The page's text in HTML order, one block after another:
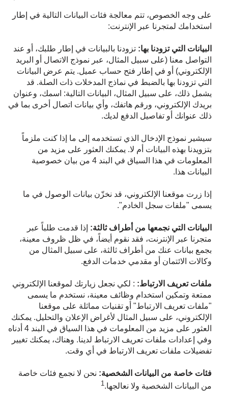
على وجه الخصوص، تتم معالجة فئات البيانات التالية في إطار
استخدامك لمتجرنا عبر الإنترنت:
البيانات التي تزودنا بها: تزودنا بالبيانات في إطار طلبك، أو عند
التواصل معنا (على سبيل المثال، عبر نموذج الاتصال أو البريد
الإلكتروني) أو في إطار فتح حساب عميل. يتم عرض البيانات
التي تزودنا بها بالضبط في نماذج المدخلات ذات الصلة. قد
يشمل ذلك، على سبيل المثال، البيانات التالية: اسمك، وعنوان
بريدك الإلكتروني، ورقم هاتفك، وأي بيانات اتصال أخرى بما في
ذلك عنوانك أو تفاصيل الدفع لديك.
سيشير نموذج الإدخال الذي تستخدمه إلى ما إذا كنت ملزماً
بتزويدنا بهذه البيانات أم لا. يمكنك العثور على مزيد من
المعلومات في هذا السياق في البند 4 من بيان خصوصية
البيانات هذا.
إذا زرت موقعنا الإلكتروني، قد نخزّن بيانات الوصول في ما
يسمى "ملفات سجل الخادم".
البيانات التي نجمعها من أطراف ثالثة: إذا قدمت طلباً عبر
متجرنا عبر الإنترنت، فقد نقوم أيضاً، في ظل ظروف معينة،
بجمع بيانات عنك من أطراف ثالثة، على سبيل المثال من
وكالات الائتمان أو مقدمي خدمات الدفع.
ملفات تعريف الارتباط: : لكي نجعل زيارتك لموقعنا الإلكتروني
ممتعة وتمكين استخدام وظائف معينة، نستخدم ما يسمى
"ملفات تعريف الارتباط" أو تقنيات مماثلة على موقعنا
الإلكتروني، على سبيل المثال لأغراض الإعلان والتحليل. يمكنك
العثور على مزيد من المعلومات في هذا السياق في البند 4 أدناه
وفي إعدادات ملفات تعريف الارتباط لدينا. وهناك، يمكنك تغيير
تفضيلات ملفات تعريف الارتباط في أي وقت.
فئات خاصة من البيانات الشخصية: نحن لا نجمع فئات خاصة
من البيانات الشخصية ولا نعالجها.1